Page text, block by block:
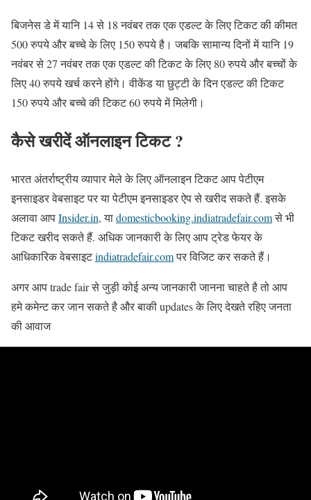
बिजनेस डे में यानि 14 से 18 नवंबर तक एक एडल्ट के लिए टिकट की कीमत
500 रुपये और बच्चे के लिए 150 रुपये है। जबकि सामान्य दिनों में यानि 19
नवंबर से 27 नवंबर तक एक एडल्ट की टिकट के लिए 80 रुपये और बच्चों के
लिए 40 रुपये खर्च करने होंगे। वीकेंड या छुट्टी के दिन एडल्ट की टिकट
150 रुपये और बच्चे की टिकट 60 रुपये में मिलेगी।
कैसे खरीदें ऑनलाइन टिकट ?
भारत अंतर्राष्ट्रीय व्यापार मेले के लिए ऑनलाइन टिकट आप पेटीएम
इनसाइडर वेबसाइट पर या पेटीएम इनसाइडर ऐप से खरीद सकते हैं. इसके
अलावा आपInsider.in, याdomesticbooking.indiatradefair.comसे भी
टिकट खरीद सकते हैं. अधिक जानकारी के लिए आप ट्रेड फेयर के
आधिकारिक वेबसाइटindiatradefair.comपर विजिट कर सकते हैं।
अगर आप trade fair से जुड़ी कोई अन्य जानकारी जानना चाहते है तो आप
हमे कमेन्ट कर जान सकते है और बाकी updates के लिए देखते रहिए जनता
की आवाज